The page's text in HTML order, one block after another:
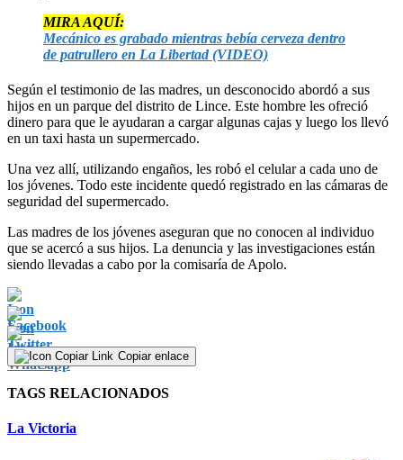
MIRA AQUÍ:
Mecánico es grabado mientras bebía cerveza dentro
de patrullero en La Libertad (VIDEO)
Según el testimonio de las madres, un desconocido abordó a sus
hijos en un parque del distrito de Lince. Este hombre les ofreció
dinero para que le ayudaran a cargar algunas cajas y luego los llevó
en un taxi hasta un supermercado.
Una vez allí, utilizando engaños, les robó el celular a cada uno de
los jóvenes. Todo este incidente quedó registrado en las cámaras de
seguridad del supermercado.
Las madres de los jóvenes aseguran que no conocen al individuo
que se acercó a sus hijos. La denuncia y las investigaciones están
siendo llevadas a cabo por la comisaría de Apolo.
Copiar enlace
TAGS RELACIONADOS
La Victoria